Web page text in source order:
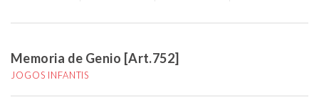
Memoria de Genio [Art.752]
JOGOS INFANTIS